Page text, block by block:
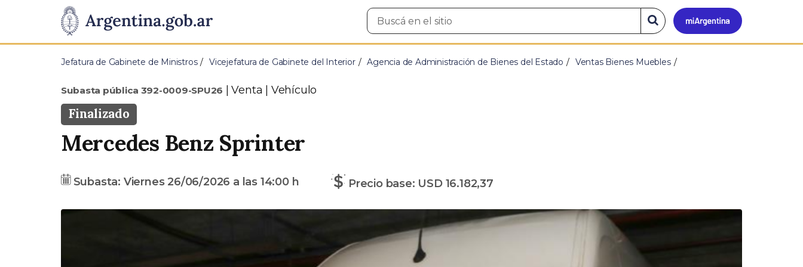
Presidencia
de
Pasar al contenido principal
Mi
Buscar
en
Buscar
en
el
sitio
Jefatura de Gabinete de Ministros Vicejefatura de Gabinete del Interior Agencia de Administración de Bienes del Estado Ventas Bienes Muebles
Subasta pública 392-0009-SPU26 Tipo
Venta | Vehículo
Estado
Finalizado
Mercedes Benz Sprinter
Fecha
Subasta: Viernes 26/06/2026 a las 14:00 h
Precio
Precio base: USD 16.182,37
S